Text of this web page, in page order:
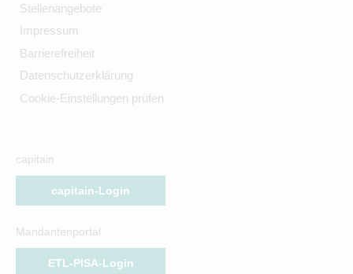
Stellenangebote
Impressum
Barrierefreiheit
Datenschutzerklärung
Cookie-Einstellungen prüfen
capitain
capitain-Login
Mandantenportal
ETL-PISA-Login